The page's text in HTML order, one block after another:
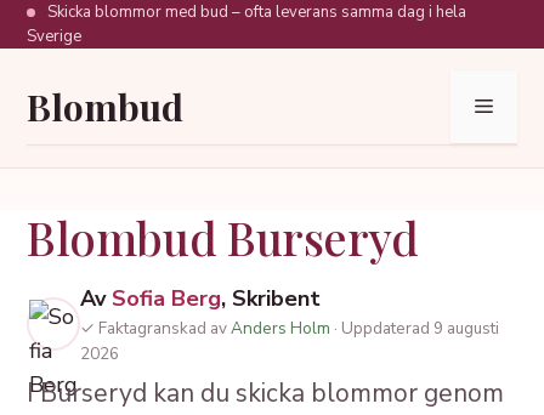
Hoppa
till
Skicka blommor med bud – ofta leverans samma dag i hela
Sverige
Blombud Meny
Blombud Burseryd
Av Sofia Berg, Skribent
✓ Faktagranskad avAnders Holm · Uppdaterad 9 augusti
2026
I Burseryd kan du skicka blommor genom